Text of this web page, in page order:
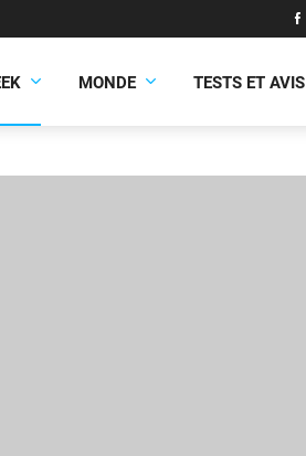
MONDE TESTS ET AVIS